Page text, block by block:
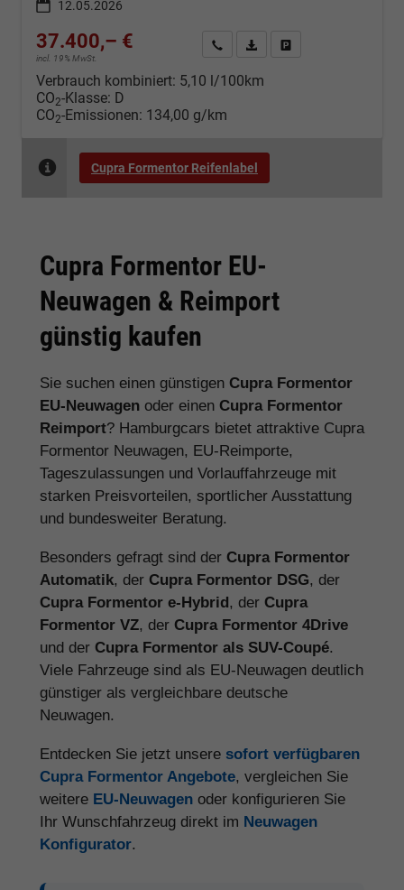
12.05.2026
37.400,– €
incl. 19% MwSt.
Kontakt & Angebot anfordern
PDF-Datei, Fahrzeugexposé
Verbrauch kombiniert: 5,10 l/100km
CO2-Klasse: D
CO2-Emissionen: 134,00 g/km
Cupra Formentor Reifenlabel
Cupra Formentor EU-
Neuwagen & Reimport
günstig kaufen
Sie suchen einen günstigen Cupra Formentor
EU-Neuwagen oder einen Cupra Formentor
Reimport? Hamburgcars bietet attraktive Cupra
Formentor Neuwagen, EU-Reimporte,
Tageszulassungen und Vorlauffahrzeuge mit
starken Preisvorteilen, sportlicher Ausstattung
und bundesweiter Beratung.
Besonders gefragt sind der Cupra Formentor
Automatik, der Cupra Formentor DSG, der
Cupra Formentor e-Hybrid, der Cupra
Formentor VZ, der Cupra Formentor 4Drive
und der Cupra Formentor als SUV-Coupé.
Viele Fahrzeuge sind als EU-Neuwagen deutlich
günstiger als vergleichbare deutsche
Neuwagen.
Entdecken Sie jetzt unsere sofort verfügbaren
Cupra Formentor Angebote, vergleichen Sie
weitere EU-Neuwagen oder konfigurieren Sie
Ihr Wunschfahrzeug direkt im Neuwagen
Konfigurator.